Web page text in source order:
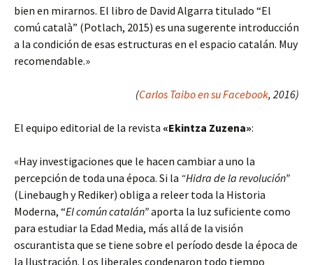
bien en mirarnos. El libro de David Algarra titulado “El
comú català” (Potlach, 2015) es una sugerente introducción
a la condición de esas estructuras en el espacio catalán. Muy
recomendable.»
(Carlos Taibo en su Facebook, 2016)
El equipo editorial de la revista «Ekintza Zuzena»:
«Hay investigaciones que le hacen cambiar a uno la
percepción de toda una época. Si la “Hidra de la revolución”
(Linebaugh y Rediker) obliga a releer toda la Historia
Moderna, “El común catalán”aporta la luz suficiente como
para estudiar la Edad Media, más allá de la visión
oscurantista que se tiene sobre el período desde la época de
la Ilustración. Los liberales condenaron todo tiempo